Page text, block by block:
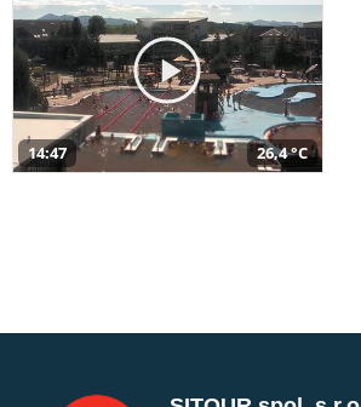
14:47 26,4 °C